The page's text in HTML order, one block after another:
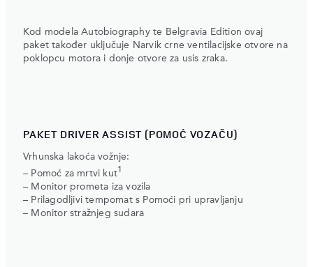
Kod modela Autobiography te Belgravia Edition ovaj
paket također uključuje Narvik crne ventilacijske otvore na
poklopcu motora i donje otvore za usis zraka.
PAKET DRIVER ASSIST (POMOĆ VOZAČU)
Vrhunska lakoća vožnje:
– Pomoć za mrtvi kut1
– Monitor prometa iza vozila
– Prilagodljivi tempomat s Pomoći pri upravljanju
– Monitor stražnjeg sudara